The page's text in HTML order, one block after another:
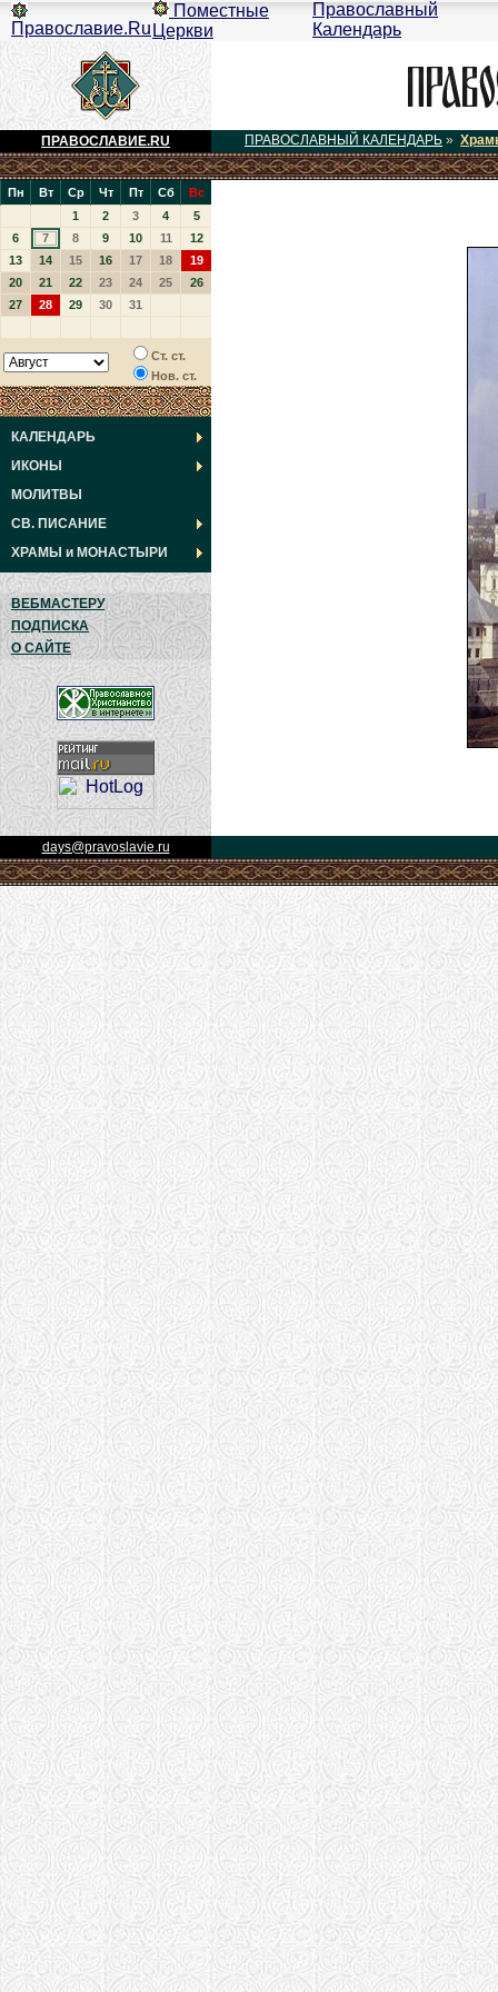
Православие.Ru
Поместные
Церкви
Православный
Календарь
ПРАВОСЛАВИЕ.RU ПРАВОСЛАВНЫЙ КАЛЕНДАРЬ »
Пн Вт Ср Чт Пт Сб
Вс
1
2 3 4
5
6
7 8 9 10 11
12
13
14 15 16 17 18
19
20
21 22 23 24 25
26
27
28 29 30 31
Ст. ст.
Нов. ст.
КАЛЕНДАРЬ
ИКОНЫ
МОЛИТВЫ
СВ. ПИСАНИЕ
ХРАМЫ и МОНАСТЫРИ
ВЕБМАСТЕРУ
ПОДПИСКА
О САЙТЕ
days@pravoslavie.ru